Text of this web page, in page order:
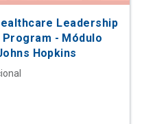
Leadership
- Módulo
Hopkins